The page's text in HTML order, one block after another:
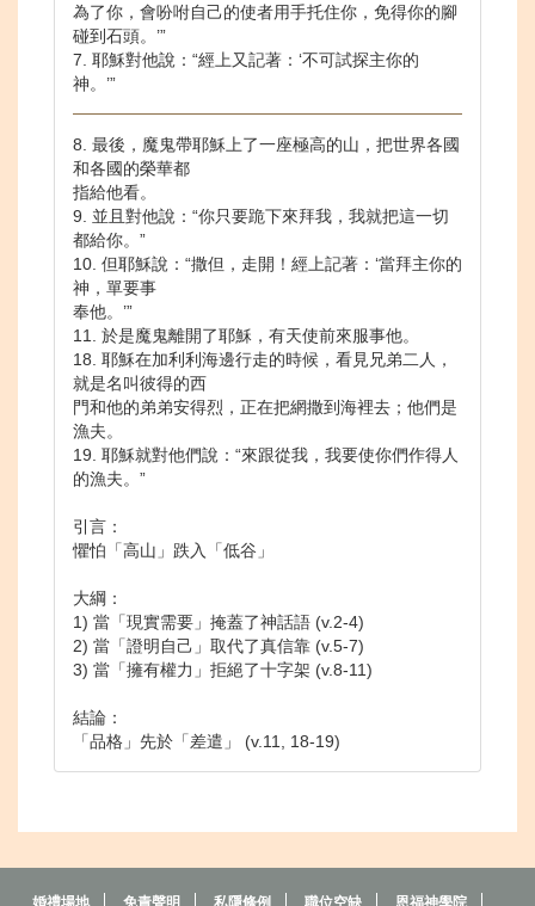
為了你，會吩咐自己的使者用手托住你，免得你的腳
碰到石頭。’”
7. 耶穌對他說：“經上又記著：‘不可試探主你的
神。’”
8. 最後，魔鬼帶耶穌上了一座極高的山，把世界各國
和各國的榮華都
指給他看。
9. 並且對他說：“你只要跪下來拜我，我就把這一切
都給你。”
10. 但耶穌說：“撒但，走開！經上記著：‘當拜主你的
神，單要事
奉他。’”
11. 於是魔鬼離開了耶穌，有天使前來服事他。
18. 耶穌在加利利海邊行走的時候，看見兄弟二人，
就是名叫彼得的西
門和他的弟弟安得烈，正在把網撒到海裡去；他們是
漁夫。
19. 耶穌就對他們說：“來跟從我，我要使你們作得人
的漁夫。”
引言：
懼怕「高山」跌入「低谷」
大綱：
1) 當「現實需要」掩蓋了神話語 (v.2-4)
2) 當「證明自己」取代了真信靠 (v.5-7)
3) 當「擁有權力」拒絕了十字架 (v.8-11)
結論：
「品格」先於「差遣」 (v.11, 18-19)